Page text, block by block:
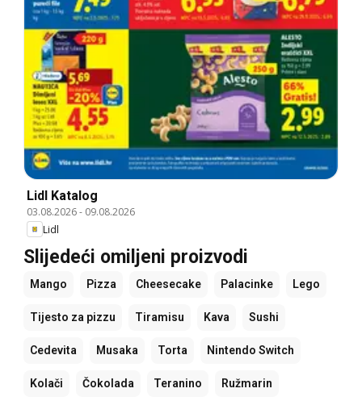
Lidl Katalog
03.08.2026- 09.08.2026
Lidl
Slijedeći omiljeni proizvodi
Mango Pizza Cheesecake Palacinke Lego
Tijesto za pizzu Tiramisu Kava Sushi
Cedevita Musaka Torta Nintendo Switch
Kolači Čokolada Teranino Ružmarin